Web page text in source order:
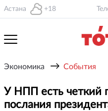
Астана +18
Экономика → События
У НПП есть четкий
послания